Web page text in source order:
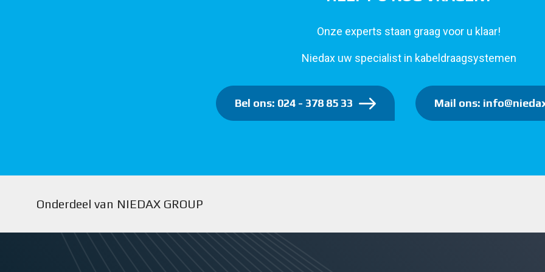
Onze experts staan graag voor u klaar!
Niedax uw specialist in kabeldraagsystemen
Bel ons: 024 - 378 85 33 Mail ons:
Onderdeel van NIEDAX GROUP